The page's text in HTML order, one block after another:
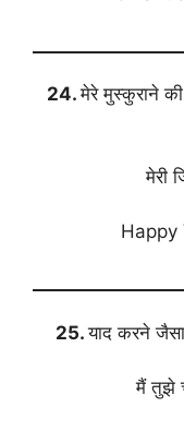
24.मेरे मुस्कुराने
मेरी
Happy
25.याद करने
मैं तुझे